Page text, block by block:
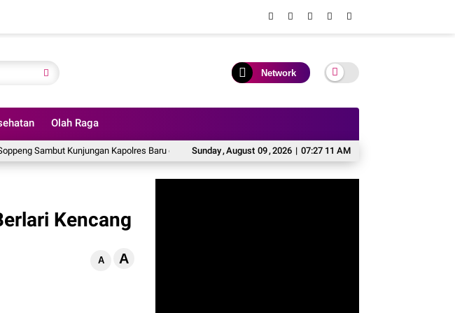
Network
Olah Raga
Sunday,August 09,2026 | 07:27 13 AM
Kunjungan Kapolres Baru di Rumah Jabatan Komitmen Jaga Kamtibmas, Kapolres Soppeng Paparkan
Kencang
A A